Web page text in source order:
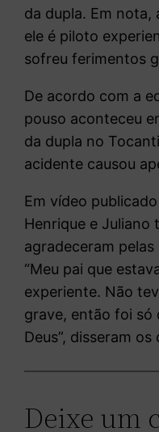
da dupla. Em nota,
ele é piloto
sofreu ferimentos
De acordo com a
pouso aconteceu
da dupla no
acidente causou
Em vídeo
Henrique e Juliano
agradeceram
“Meu pai que
experiente. Não
grave, então foi só
Deus”, disseram
Deixe um